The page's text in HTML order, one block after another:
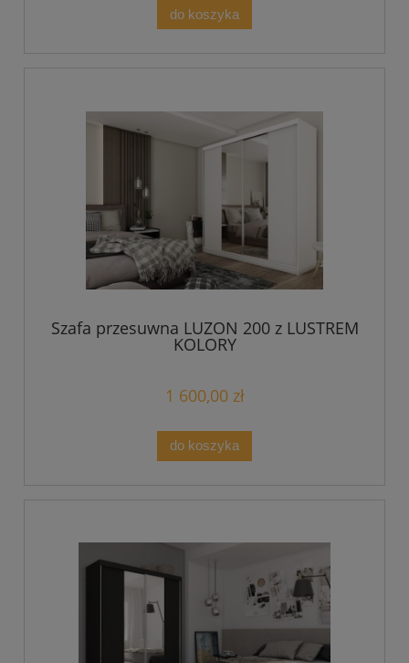
do koszyka
Szafa przesuwna LUZON 200 z LUSTREM
KOLORY
1 600,00 zł
do koszyka